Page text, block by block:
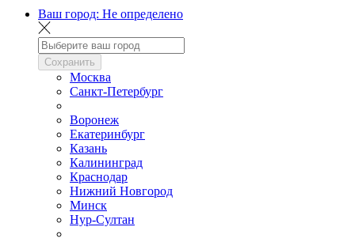
Ваш город: Не определено
Сохранить
Москва
Санкт-Петербург
Воронеж
Екатеринбург
Казань
Калининград
Краснодар
Нижний Новгород
Минск
Нур-Султан